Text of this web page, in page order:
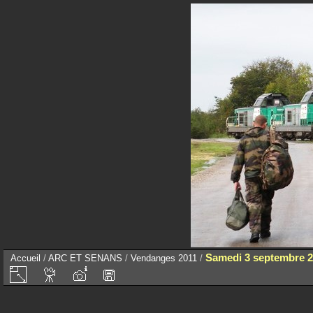
Accueil / ARC ET SENANS / Vendanges 2011 / Samedi 3 septembre